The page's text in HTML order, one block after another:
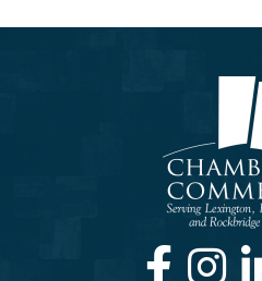
FacebookInstagram